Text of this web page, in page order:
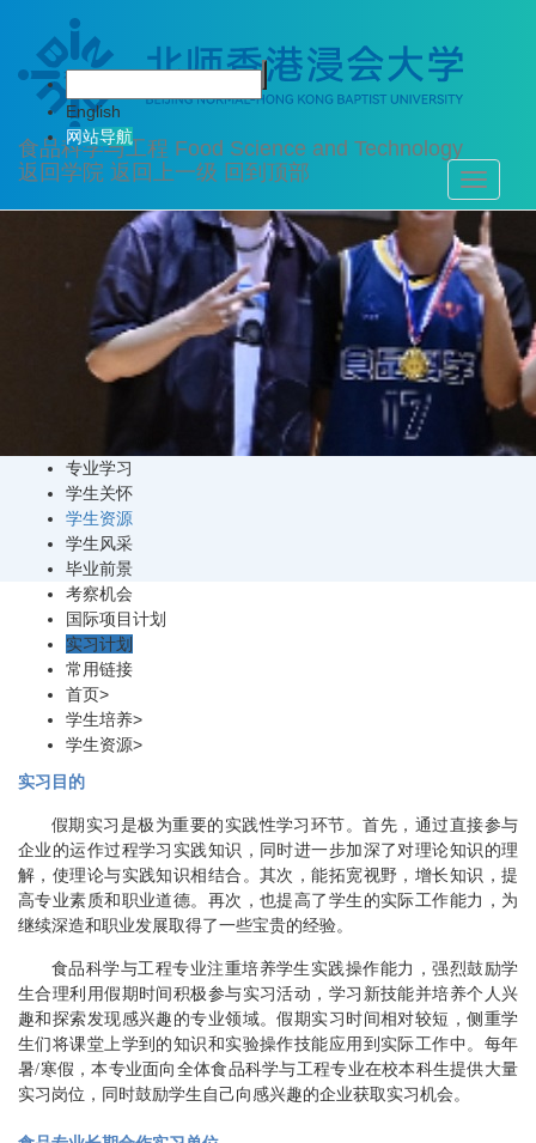
食品科学与工程 Food Science and Technology
返回学院 返回上一级 回到顶部
English
网站导航
Toggle
专业学习
学生关怀
学生资源
学生风采
毕业前景
考察机会
国际项目计划
实习计划
常用链接
首页>
学生培养>
学生资源>
实习目的
假期实习是极为重要的实践性学习环节。首先，通过直接参与
企业的运作过程学习实践知识，同时进一步加深了对理论知识的理
解，使理论与实践知识相结合。其次，能拓宽视野，增长知识，提
高专业素质和职业道德。再次，也提高了学生的实际工作能力，为
继续深造和职业发展取得了一些宝贵的经验。
食品科学与工程专业注重培养学生实践操作能力，强烈鼓励学
生合理利用假期时间积极参与实习活动，学习新技能并培养个人兴
趣和探索发现感兴趣的专业领域。假期实习时间相对较短，侧重学
生们将课堂上学到的知识和实验操作技能应用到实际工作中。每年
暑/寒假，本专业面向全体食品科学与工程专业在校本科生提供大量
实习岗位，同时鼓励学生自己向感兴趣的企业获取实习机会。